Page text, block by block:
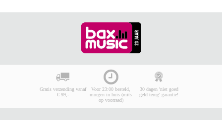
Gratis verzending vanaf
€ 99,-
Voor 23:00 besteld,
morgen in huis (mits
op voorraad)
30 dagen 'niet goed
geld terug' garantie!